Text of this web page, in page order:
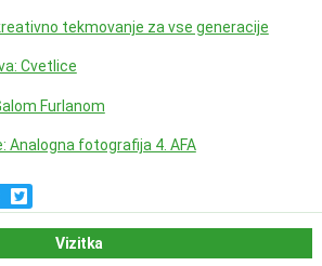
tekmovanje za vse generacije
Cvetlice
Furlanom
Analogna fotografija 4. AFA
Vizitka